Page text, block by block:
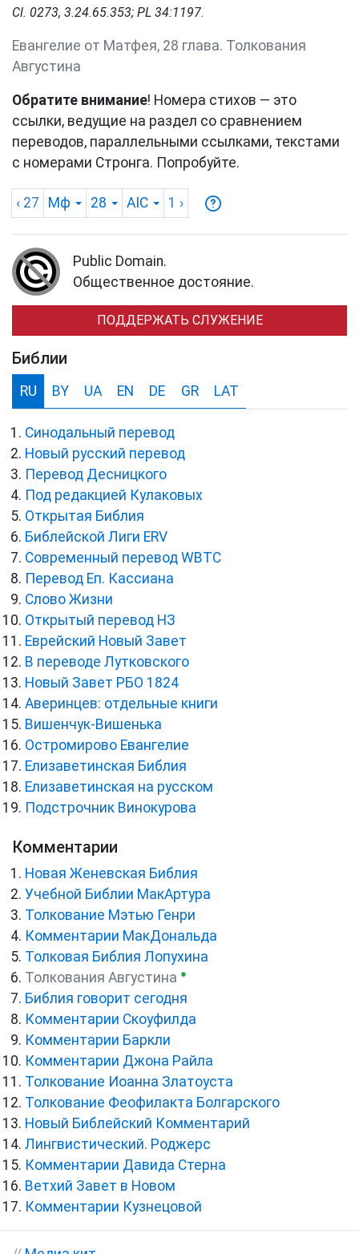
Cl. 0273, 3.24.65.353; PL 34:1197.
Евангелие от Матфея, 28 глава. Толкования
Августина
Обратите внимание! Номера стихов — это
ссылки, ведущие на раздел со сравнением
переводов, параллельными ссылками, текстами
с номерами Стронга. Попробуйте.
‹ 27 Мф 28 AIC 1 ›
Public Domain.
Общественное достояние.
ПОДДЕРЖАТЬ СЛУЖЕНИЕ
Библии
RU BY UA EN DE GR LAT
Синодальный перевод
Новый русский перевод
Перевод Десницкого
Под редакцией Кулаковых
Открытая Библия
Библейской Лиги ERV
Cовременный перевод WBTC
Перевод Еп. Кассиана
Слово Жизни
Открытый перевод НЗ
Еврейский Новый Завет
В переводе Лутковского
Новый Завет РБО 1824
Аверинцев: отдельные книги
Вишенчук-Вишенька
Остромирово Евангелие
Елизаветинская Библия
Елизаветинская на русском
Подстрочник Винокурова
Комментарии
Новая Женевская Библия
Учебной Библии МакАртура
Толкование Мэтью Генри
Комментарии МакДональда
Толковая Библия Лопухина
Толкования Августина ●
Библия говорит сегодня
Комментарии Скоуфилда
Комментарии Баркли
Комментарии Джона Райла
Толкование Иоанна Златоуста
Толкование Феофилакта Болгарского
Новый Библейский Комментарий
Лингвистический. Роджерс
Комментарии Давида Стерна
Ветхий Завет в Новом
Комментарии Кузнецовой